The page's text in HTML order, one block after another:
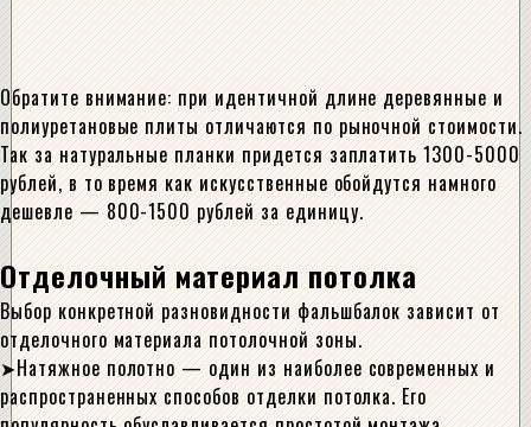
Обратите внимание: при идентичной длине деревянные и
полиуретановые плиты отличаются по рыночной стоимости.
Так за натуральные планки придется заплатить 1300-5000
рублей, в то время как искусственные обойдутся намного
дешевле — 800-1500 рублей за единицу.
Отделочный материал потолка
Выбор конкретной разновидности фальшбалок зависит от
отделочного материала потолочной зоны.
Натяжное полотно — один из наиболее современных и
распространенных способов отделки потолка. Его